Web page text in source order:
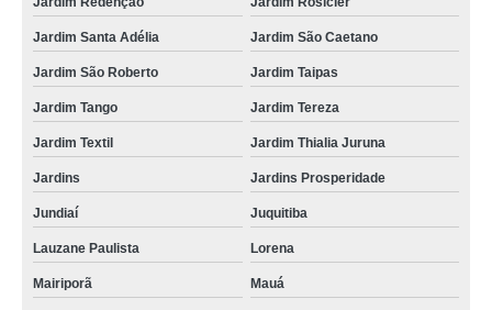
equipamentos de sucos Magé
equipamento para leite Brusque
valor de equipamentos para sucos Santana de Parnaíba
equipamentos para sucos Jacarepaguá
equipamento de laticínios orçamento Pirituba
valor de equipamento para leite Sobral
equipamentos para suco preço Cidade Tiradentes
manutenção de maquinário para fábrica suco Arapiraca
Jardim Santa Adélia Jardim São Caetano
Jardim São Roberto Jardim Taipas
Jardim Tango Jardim Tereza
Jardim Textil Jardim Thialia Juruna
Jardins Jardins Prosperidade
Jundiaí Juquitiba
Lauzane Paulista Lorena
Mairiporã Mauá